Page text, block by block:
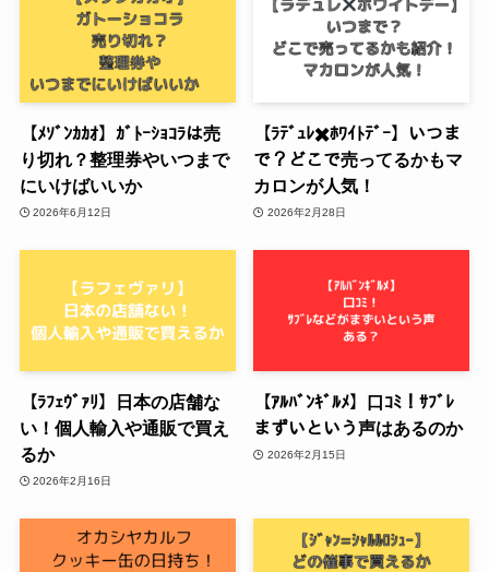
【ﾒｿﾞﾝｶｶｵ】ｶﾞﾄｰｼｮｺﾗは売
り切れ？整理券やいつまで
にいけばいいか
2026年6月12日
【ﾗﾃﾞｭﾚ✖️ﾎﾜｲﾄﾃﾞｰ】いつま
で？どこで売ってるかもマ
カロンが人気！
2026年2月28日
【ﾗﾌｪｳﾞｧﾘ】日本の店舗な
い！個人輸入や通販で買え
るか
2026年2月16日
【ｱﾙﾊﾞﾝｷﾞﾙﾒ】口ｺﾐ！ｻﾌﾞﾚ
まずいという声はあるのか
2026年2月15日